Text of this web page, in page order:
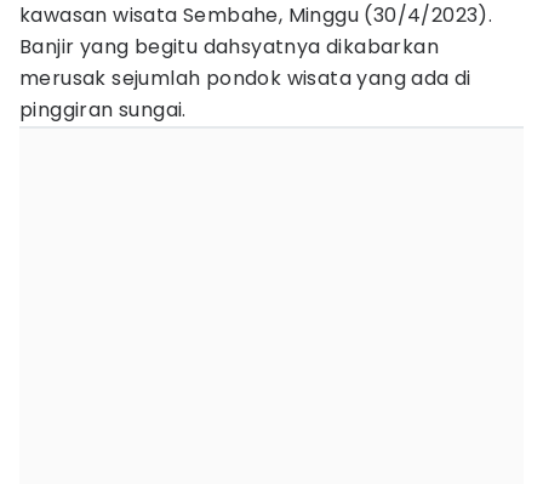
kawasan wisata Sembahe, Minggu (30/4/2023).
Banjir yang begitu dahsyatnya dikabarkan
merusak sejumlah pondok wisata yang ada di
pinggiran sungai.